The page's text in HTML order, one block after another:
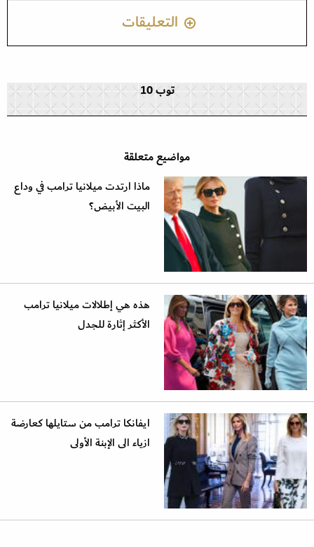
التعليقات
توب 10
مواضيع متعلقة
ماذا ارتدت ميلانيا ترامب في وداع
البيت الأبيض؟
هذه هي إطلالات ميلانيا ترامب
الأكثر إثارة للجدل
ايفانكا ترامب من ستايلها كعارضة
ازياء الى الإبنة الأولى